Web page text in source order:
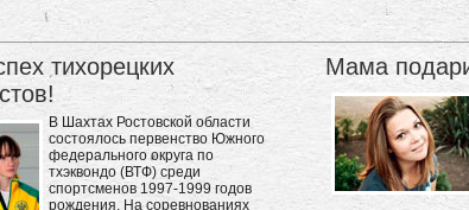
тихорецких
В Шахтах Ростовской области
состоялось первенство Южного
федерального округа по
тхэквондо (ВТФ) среди
спортсменов 1997-1999 годов
рождения. На соревнованиях
Мама